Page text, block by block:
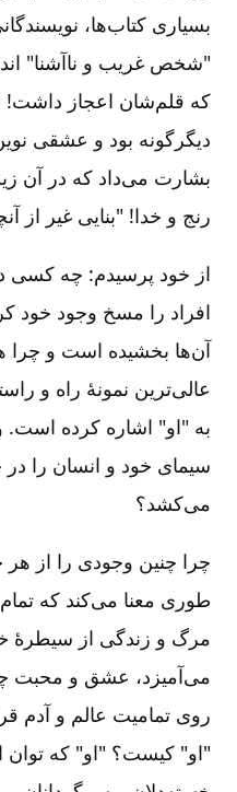
بسیاری کتاب‌ها،
"شخص غریب و ناآشنا"
که قلم‌شان اعجاز
دیگرگونه بود و عشقی
بشارت می‌داد که در آن
رنج و خدا! "بنایی غیر از
از خود پرسیدم: چه کسی
افراد را مسخ وجود خود
آن‌ها بخشیده است و
عالی‌ترین نمونۀ راه و
به "او" اشاره کرده است.
سیمای خود و انسان را در
می‌کشد؟
چرا چنین وجودی را از
طوری معنا می‌کند که
مرگ و زندگی از سیطرۀ
می‌آمیزد، عشق و محبت
روی تمامیت عالم و آدم
"او" کیست؟ "او" که توان